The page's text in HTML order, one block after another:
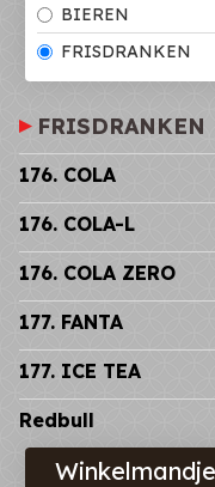
BIEREN
FRISDRANKEN
FRISDRANKEN
176. COLA
176. COLA-L
176. COLA ZERO
177. FANTA
177. ICE TEA
Redbull